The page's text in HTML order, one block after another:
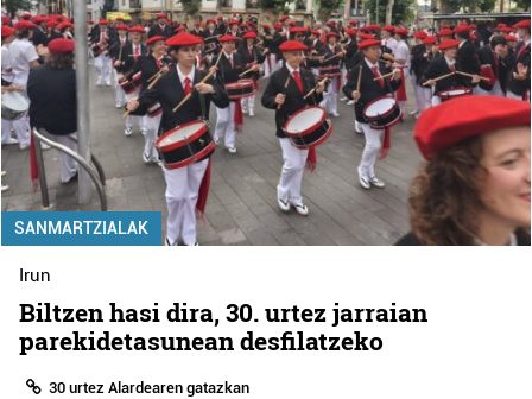
SANMARTZIALAK
Irun
Biltzen hasi dira, 30. urtez jarraian
parekidetasunean desfilatzeko
30 urtez Alardearen gatazkan